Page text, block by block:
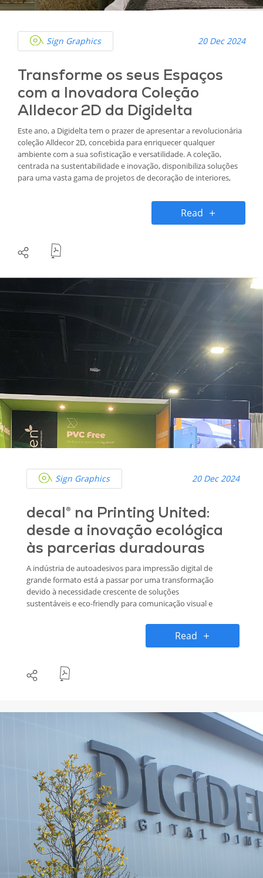
Sign Graphics 20 Dec 2024
Transforme os seus Espaços
com a Inovadora Coleção
Alldecor 2D da Digidelta
Este ano, a Digidelta tem o prazer de apresentar a revolucionária
coleção Alldecor 2D, concebida para enriquecer qualquer
ambiente com a sua sofisticação e versatilidade. A coleção,
centrada na sustentabilidade e inovação, disponibiliza soluções
para uma vasta gama de projetos de decoração de interiores,
Read
Sign Graphics 20 Dec 2024
decal® na Printing United:
desde a inovação ecológica
às parcerias duradouras
A indústria de autoadesivos para impressão digital de
grande formato está a passar por uma transformação
devido à necessidade crescente de soluções
sustentáveis e eco-friendly para comunicação visual e
pelo desenvolvimento de produtos inovadores PVC
Free com adesivos Solvent Free para diversas
aplicações. Na sua recente participação na feira
apresentou os seus produtos autoadesivos
Read